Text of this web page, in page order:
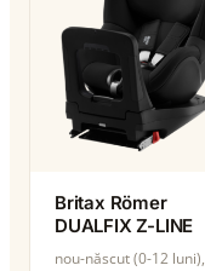
Britax Römer
DUALFIX Z-LINE
nou-născut (0-12 luni),